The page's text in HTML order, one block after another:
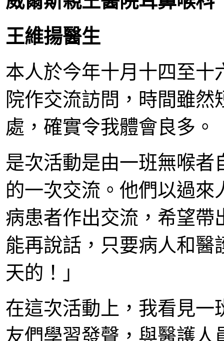
王維揚醫生
本人於今年十月十四至十
院作交流訪問，時間雖
處，確實令我體會良多。
是次活動是由一班無喉者
的一次交流。他們以過
病患者作出交流，希望帶
能再說話，只要病人和
天的！」
在這次活動上，我看見一
友們學習發聲，與醫護人